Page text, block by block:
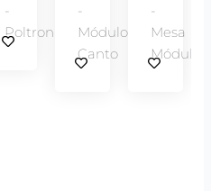
-
Poltrona
-
Módulo
Canto
-
Mesa
Módulo